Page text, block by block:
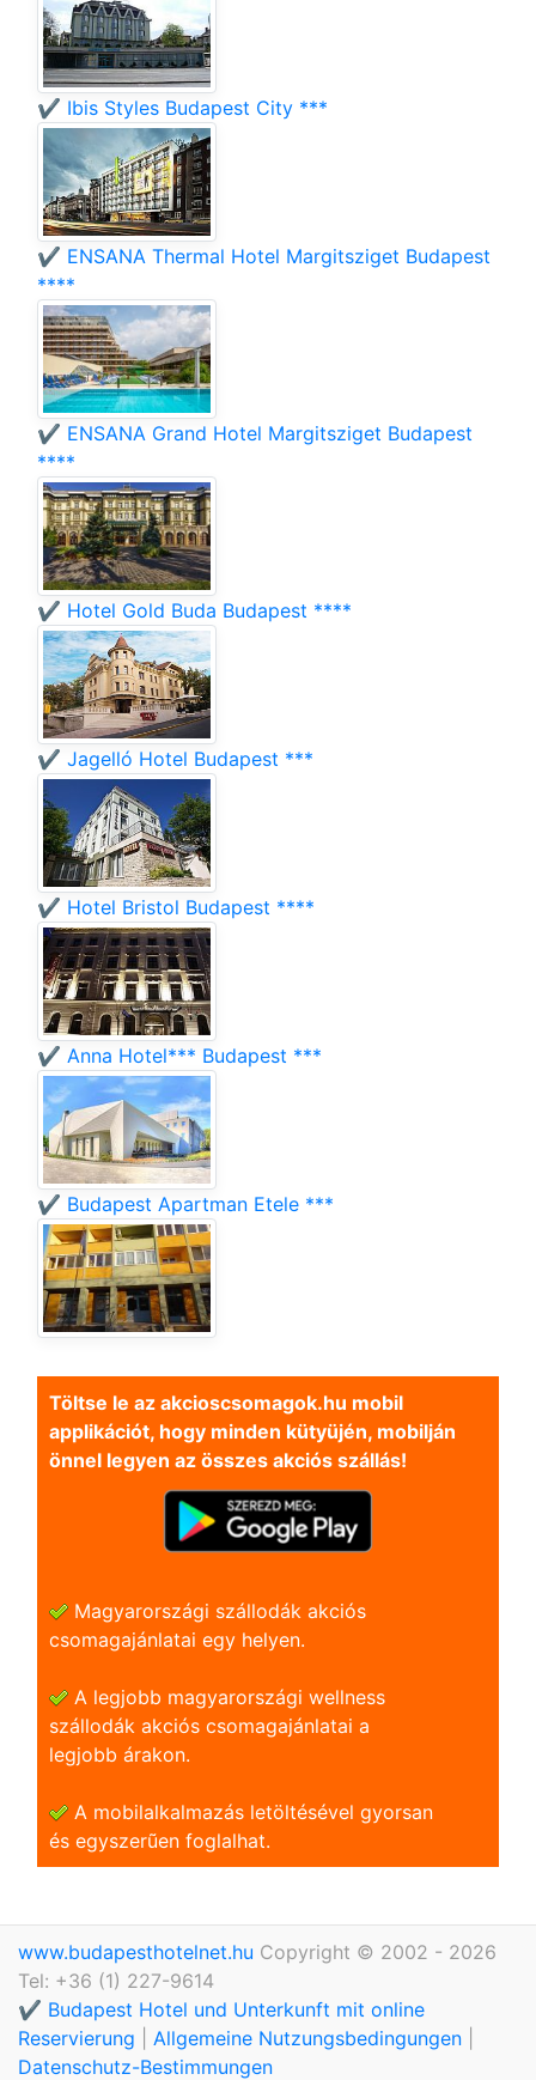
✔️ Ibis Styles Budapest City ***
✔️ ENSANA Thermal Hotel Margitsziget Budapest
****
✔️ ENSANA Grand Hotel Margitsziget Budapest
****
✔️ Hotel Gold Buda Budapest ****
✔️ Jagelló Hotel Budapest ***
✔️ Hotel Bristol Budapest ****
✔️ Anna Hotel*** Budapest ***
✔️ Budapest Apartman Etele ***
Töltse le az akcioscsomagok.hu mobil
applikációt, hogy minden kütyüjén, mobilján
önnel legyen az összes akciós szállás!
Magyarországi szállodák akciós
csomagajánlatai egy helyen.
A legjobb magyarországi wellness
szállodák akciós csomagajánlatai a
legjobb árakon.
A mobilalkalmazás letöltésével gyorsan
és egyszerũen foglalhat.
www.budapesthotelnet.hu Copyright © 2002 - 2026
Tel: +36 (1) 227-9614
✔️ Budapest Hotel und Unterkunft mit online
Reservierung
Allgemeine Nutzungsbedingungen
Datenschutz-Bestimmungen